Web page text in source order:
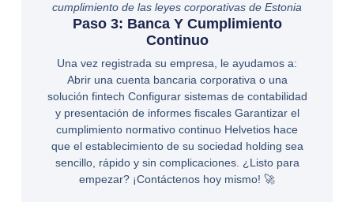
cumplimiento de las leyes corporativas de Estonia
Paso 3: Banca Y Cumplimiento
Continuo
Una vez registrada su empresa, le ayudamos a:
Abrir una cuenta bancaria corporativa o una
solución fintech Configurar sistemas de contabilidad
y presentación de informes fiscales Garantizar el
cumplimiento normativo continuo Helvetios hace
que el establecimiento de su sociedad holding sea
sencillo, rápido y sin complicaciones. ¿Listo para
empezar? ¡Contáctenos hoy mismo! 🚀